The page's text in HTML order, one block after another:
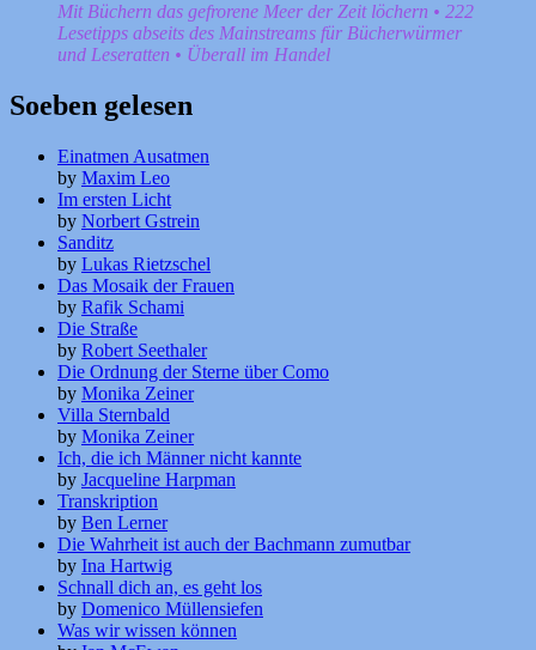
Mit Büchern das gefrorene Meer der Zeit löchern • 222
Lesetipps abseits des Mainstreams für Bücherwürmer
und Leseratten • Überall im Handel
Soeben gelesen
Einatmen Ausatmen
by Maxim Leo
Im ersten Licht
by Norbert Gstrein
Sanditz
by Lukas Rietzschel
Das Mosaik der Frauen
by Rafik Schami
Die Straße
by Robert Seethaler
Die Ordnung der Sterne über Como
by Monika Zeiner
Villa Sternbald
by Monika Zeiner
Ich, die ich Männer nicht kannte
by Jacqueline Harpman
Transkription
by Ben Lerner
Die Wahrheit ist auch der Bachmann zumutbar
by Ina Hartwig
Schnall dich an, es geht los
by Domenico Müllensiefen
Was wir wissen können